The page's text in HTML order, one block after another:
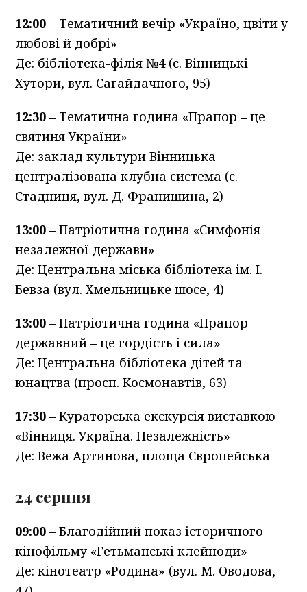
12:00– Тематичний вечір «Україно, цвіти у
любові й добрі»
Де: бібліотека-філія №4 (с. Вінницькі
Хутори, вул. Сагайдачного, 95)
12:30 – Тематична година «Прапор – це
святиня України»
Де: заклад культури Вінницька
централізована клубна система (с.
Стадниця, вул. Д. Франишина, 2)
13:00 – Патріотична година «Симфонія
незалежної держави»
Де: Центральна міська бібліотека ім. І.
Бевза (вул. Хмельницьке шосе, 4)
13:00– Патріотична година «Прапор
державний – це гордість і сила»
Де: Центральна бібліотека дітей та
юнацтва (просп. Космонавтів, 63)
17:30 – Кураторська екскурсія виставкою
«Вінниця. Україна. Незалежність»
Де: Вежа Артинова, площа Європейська
24 серпня
09:00 – Благодійний показ історичного
кінофільму «Гетьманські клейноди»
Де: кінотеатр «Родина» (вул. М. Оводова,